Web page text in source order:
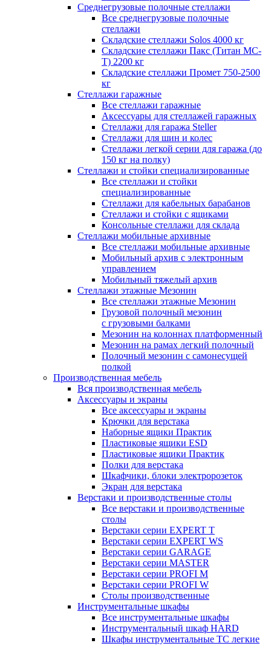
Среднегрузовые полочные стеллажи
Все среднегрузовые полочные
стеллажи
Складские стеллажи Solos 4000 кг
Складские стеллажи Пакс (Титан МС-
Т) 2200 кг
Складские стеллажи Промет 750-2500
кг
Стеллажи гаражные
Все стеллажи гаражные
Аксессуары для стеллажей гаражных
Стеллажи для гаража Steller
Стеллажи для шин и колес
Стеллажи легкой серии для гаража (до
150 кг на полку)
Стеллажи и стойки специализированные
Все стеллажи и стойки
специализированные
Стеллажи для кабельных барабанов
Стеллажи и стойки с ящиками
Консольные стеллажи для склада
Стеллажи мобильные архивные
Все стеллажи мобильные архивные
Мобильный архив с электронным
управлением
Мобильный тяжелый архив
Стеллажи этажные Мезонин
Все стеллажи этажные Мезонин
Грузовой полочный мезонин
с грузовыми балками
Мезонин на колоннах платформенный
Мезонин на рамах легкий полочный
Полочный мезонин с самонесущей
полкой
Производственная мебель
Вся производственная мебель
Аксессуары и экраны
Все аксессуары и экраны
Крючки для верстака
Наборные ящики Практик
Пластиковые ящики ESD
Пластиковые ящики Практик
Полки для верстака
Шкафчики, блоки электророзеток
Экран для верстака
Верстаки и производственные столы
Все верстаки и производственные
столы
Верстаки серии EXPERT T
Верстаки серии EXPERT WS
Верстаки серии GARAGE
Верстаки серии MASTER
Верстаки серии PROFI M
Верстаки серии PROFI W
Столы производственные
Инструментальные шкафы
Все инструментальные шкафы
Инструментальный шкаф HARD
Шкафы инструментальные ТС легкие